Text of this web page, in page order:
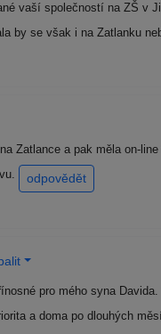
vaší společností na ZŠ
by se však i na Zatlanku
Zatlance a pak měla on-
odpovědět
pro mého syna
a doma po dlouhých